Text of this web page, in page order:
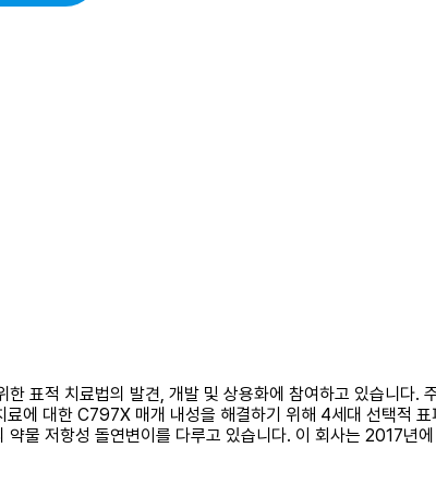
적 치료법의 발견, 개발 및 상용화에 참여하고 있습니다.
에 대한 C797X 매개 내성을 해결하기 위해 4세대 선택적
물 저항성 돌연변이를 다루고 있습니다. 이 회사는 2017년